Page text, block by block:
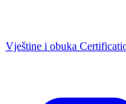
Vještine i obuka